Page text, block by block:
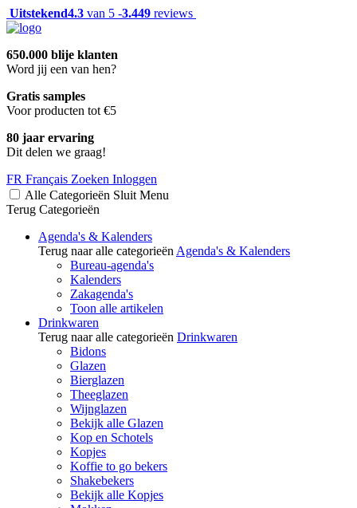
Uitstekend4.3 van 5 -3.449 reviews
650.000 blije klanten
Word jij een van hen?
Gratis samples
Voor producten tot €5
80 jaar ervaring
Dit delen we graag!
FR Français Zoeken Inloggen
Alle Categorieën Sluit Menu
Terug Categorieën
Agenda's & Kalenders
Terug naar alle categorieën Agenda's & Kalenders
Bureau-agenda's
Kalenders
Zakagenda's
Toon alle artikelen
Drinkwaren
Terug naar alle categorieën Drinkwaren
Bidons
Glazen
Bierglazen
Theeglazen
Wijnglazen
Bekijk alle Glazen
Kop en Schotels
Kopjes
Koffie to go bekers
Shakebekers
Bekijk alle Kopjes